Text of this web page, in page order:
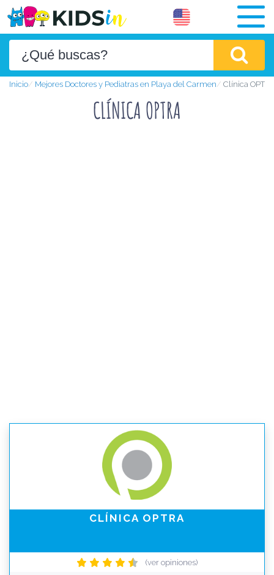
Inicio Mejores Doctores y Pediatras en Playa del Carmen Clínica
CLÍNICA OPTRA
CLÍNICA OPTRA
(ver opiniones)